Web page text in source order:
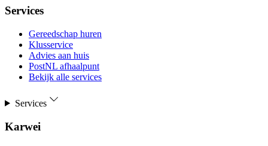
Services
Gereedschap huren
Klusservice
Advies aan huis
PostNL afhaalpunt
Bekijk alle services
Services
Karwei